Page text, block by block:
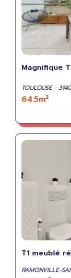
Magnifique
TOULOUSE -
64.5m2
T1 meublé
RAMONVILLE-